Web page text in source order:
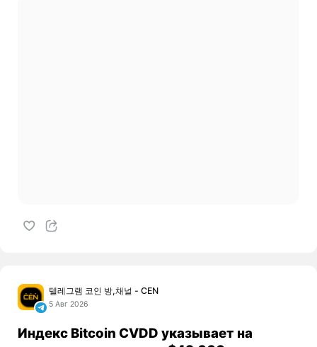
텔레그램 코인 방,채널 - CEN
5 Авг 2026
Индекс Bitcoin CVDD указывает на